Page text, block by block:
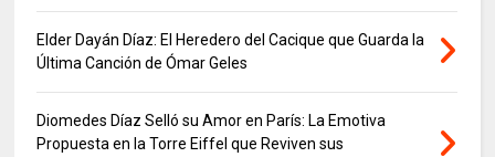
Elder Dayán Díaz: El Heredero del Cacique que Guarda la
Última Canción de Ómar Geles
Diomedes Díaz Selló su Amor en París: La Emotiva
Propuesta en la Torre Eiffel que Reviven sus